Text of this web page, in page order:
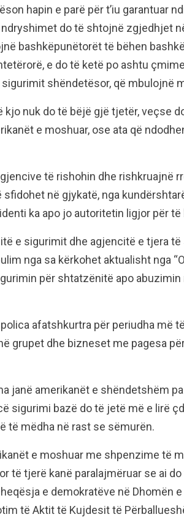
hapin e parë për t’iu garantuar
do të shtojnë zgjedhjet
bashkëpunëtorët të bëhen
e do të ketë po ashtu
shëndetësor, që mbulojnë
nuk do të bëjë gjë tjetër, veçse
e moshuar, ose ata që
të rishohin dhe rishkruajnë
sfidohet në gjykatë, nga
ka apo jo autoritetin ligjor për
e sigurimit dhe agjencitë e tjera
nga sa kërkohet aktualisht nga
për shtatzënitë apo
afatshkurtra për periudha më
grupet dhe bizneset me pagesa
janë amerikanët e shëndetshëm
sigurimi bazë do të jetë më e lirë
të mëdha në rast se sëmurën.
e moshuar me shpenzime të
të tjerë kanë paralajmëruar se ai
e demokratëve në Dhomën
të Aktit të Kujdesit të